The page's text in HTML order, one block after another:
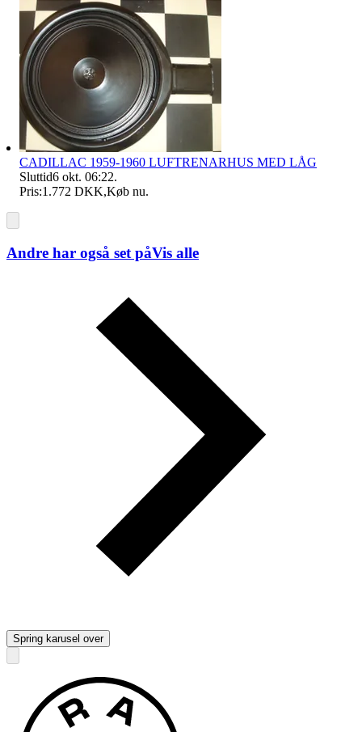
CADILLAC 1959-1960 LUFTRENARHUS MED LÅG
Sluttid6 okt. 06:22.
Pris:1.772 DKK,Køb nu.
Andre har også set påVis alle
Spring karusel over